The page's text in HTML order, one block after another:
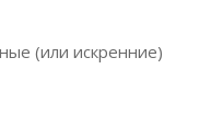
(или искренние)